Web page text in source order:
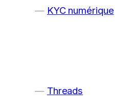
KYC numérique
Threads